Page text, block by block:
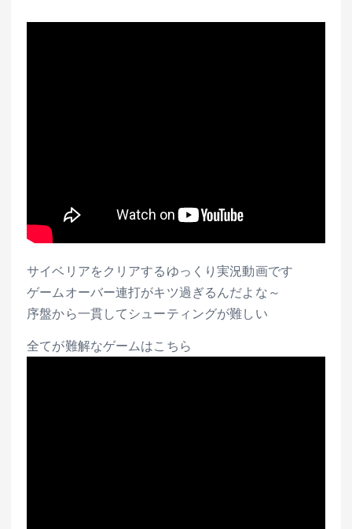
サイベリアをクリアするゆっくり実況動画です
ゲームオーバー連打がキツ過ぎるんだよな～
序盤から一貫してシューティングが難しい
全てが難解なゲームはこちら